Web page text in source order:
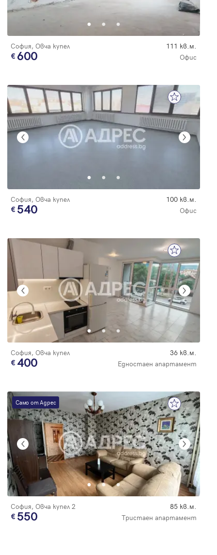
София, Овча купел 111 кв.м.
600 Офис
София, Овча купел 100 кв.м.
540 Офис
София, Овча купел 36 кв.м.
400 Едностаен апартамент
Само от Адрес
София, Овча купел 2 85 кв.м.
550 Тристаен апартамент